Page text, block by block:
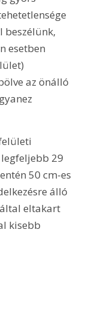
beszélünk,
esetben
az önálló
29
50 cm-es
álló
eltakart
kisebb